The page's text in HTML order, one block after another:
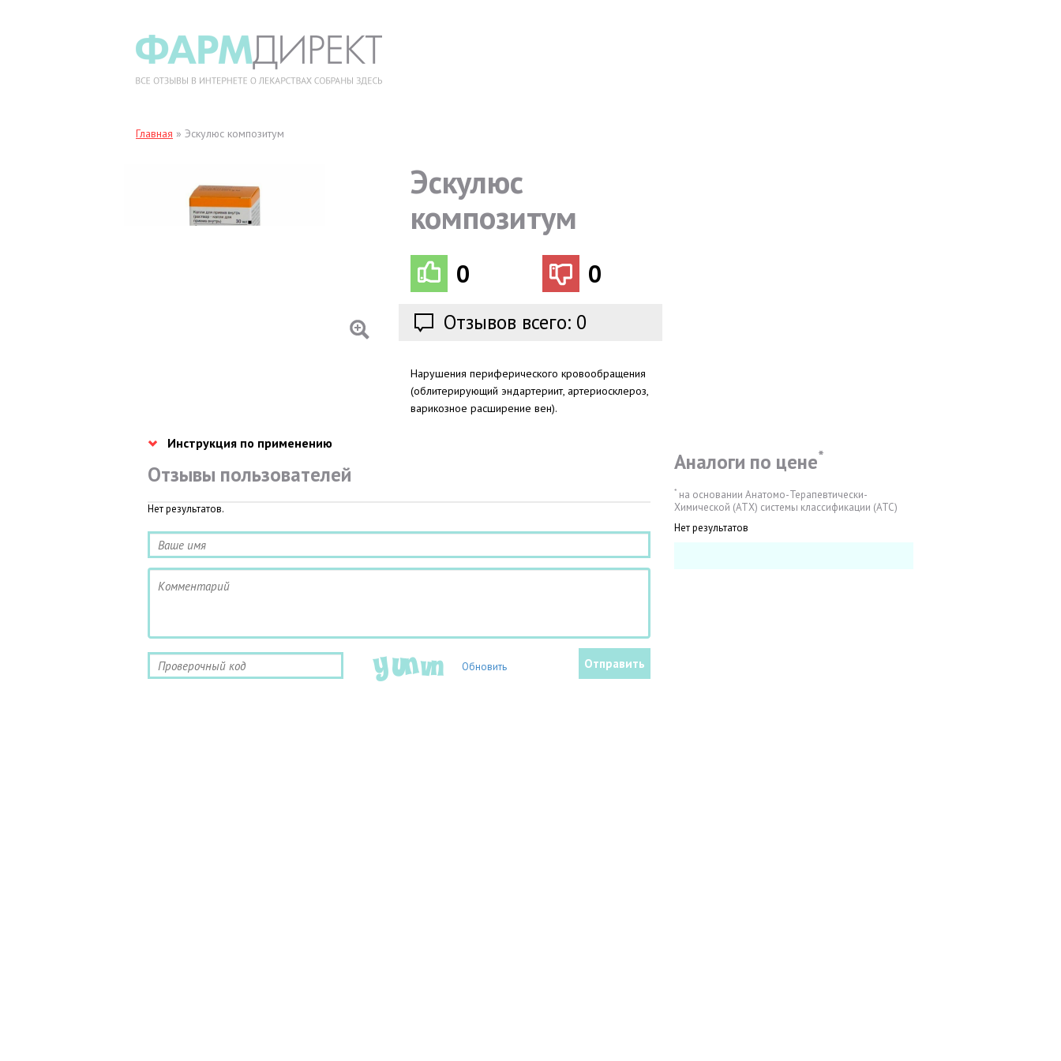
Главная » Эскулюс композитум
Эскулюс
композитум
0 0
Отзывов всего: 0
Нарушения периферического кровообращения
(облитерирующий эндартериит, артериосклероз,
варикозное расширение вен).
Инструкция по применению
Отзывы пользователей
Нет результатов.
Обновить
Аналоги по цене*
*на основании Анатомо-Терапевтически-
Химической (АТХ) системы классификации (АТС)
Нет результатов